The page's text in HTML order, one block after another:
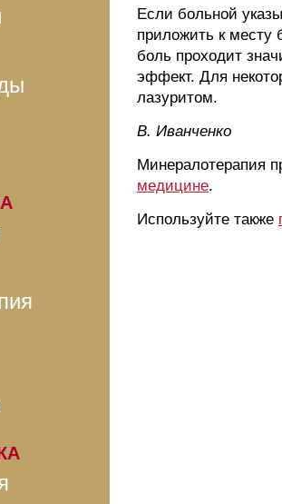
Если больной
приложить к месту
боль проходит
эффект. Для
лазуритом.
B. Ивaнчeнкo
Минералотерапия
медицине.
Используйте также